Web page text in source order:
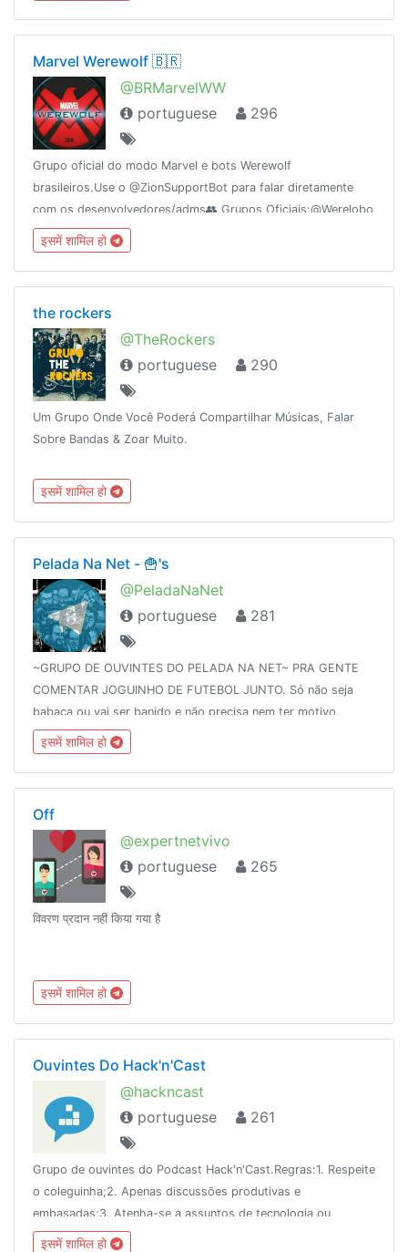
Marvel Werewolf 🇧🇷
@BRMarvelWW
portuguese
296
Grupo oficial do modo Marvel e bots Werewolf
brasileiros.Use o @ZionSupportBot para falar diretamente
com os desenvolvedores/adms👥 Grupos Oficiais:@Werelobo
[Clássico]👥
इसमें शामिल हो
the rockers
@TheRockers
portuguese
290
Um Grupo Onde Você Poderá Compartilhar Músicas, Falar
Sobre Bandas & Zoar Muito.
इसमें शामिल हो
Pelada Na Net - 🍟's
@PeladaNaNet
portuguese
281
~GRUPO DE OUVINTES DO PELADA NA NET~ PRA GENTE
COMENTAR JOGUINHO DE FUTEBOL JUNTO. Só não seja
babaca ou vai ser banido e não precisa nem ter motivo.
#NOIS!LINK DAORA:http://peladananet.com.br/pelada-na-
net-360-intervalo-etiqueta-para-ouvintes/
इसमें शामिल हो
Off
@expertnetvivo
portuguese
265
विवरण प्रदान नहीं किया गया है
इसमें शामिल हो
Ouvintes Do Hack'n'Cast
@hackncast
portuguese
261
Grupo de ouvintes do Podcast Hack'n'Cast.Regras:1. Respeite
o coleguinha;2. Apenas discussões produtivas e
embasadas;3. Atenha-se a assuntos de tecnologia ou
abordados nos episódios;4. O cantinho dá disciplina será
इसमें शामिल हो